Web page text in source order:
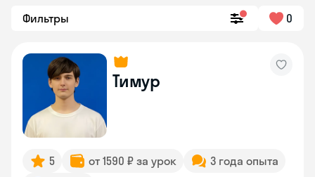
Фильтры 0
Тимур
5 от 1590 ₽ за урок
3 года опыта